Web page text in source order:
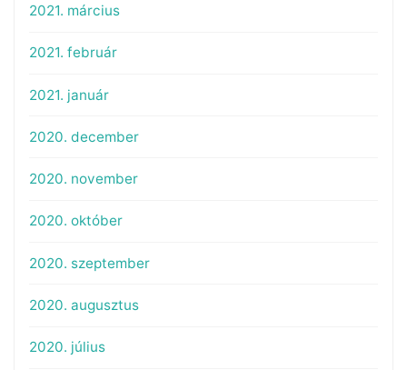
2021. március
2021. február
2021. január
2020. december
2020. november
2020. október
2020. szeptember
2020. augusztus
2020. július